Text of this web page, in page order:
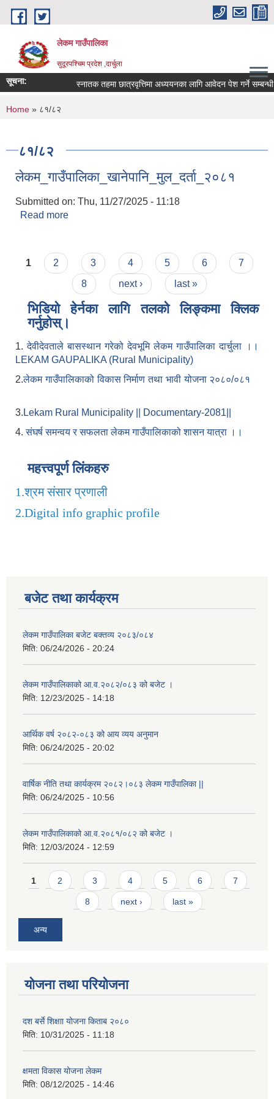
Skip to main content
लेकम गाउँपालिका
सुदूरपश्चिम प्रदेश ,दार्चुला
सूचना: स्नातक तहमा छात्रवृत्तिमा अध्ययनका लागि आवेदन पेश गर्ने सम्बन्धी
You are here
Home » ८१/८२
८१/८२
लेकम_गाउँपालिका_खानेपानि_मुल_दर्ता_२०८१
Submitted on: Thu, 11/27/2025 - 11:18
Read more
Pages
1 2 3 4 5 6
7
8
next › last »
भिडियो हेर्नका लागि तलको लिङ्कमा क्लिक
गर्नुहोस्।
1.देवीदेवताले बासस्थान गरेको देवभूमि लेकम गाउँपालिका दार्चुला ।।
LEKAM GAUPALIKA (Rural Municipality)
2.लेकम गाउँपालिकाको विकास निर्माण तथा भावी योजना २०८०/०८१
3. Lekam Rural Municipality || Documentary-2081||
4.संघर्ष समन्वय र सफलता लेकम गाउँपालिकाको शासन यात्रा ।।
महत्त्वपूर्ण लिंकहरु
1.श्रम संसार प्रणाली
2.Digital info graphic profile
बजेट तथा कार्यक्रम
लेकम गाउँपालिका बजेट बक्तव्य २०८३/०८४
मिति: 06/24/2026 - 20:24
लेकम गाउँपालिकाको आ.व.२०८२/०८३ को बजेट ।
मिति: 12/23/2025 - 14:18
आर्थिक वर्ष २०८२-०८३ को आय व्यय अनुमान
मिति: 06/24/2025 - 20:02
वार्षिक नीति तथा कार्यक्रम २०८२।०८३ लेकम गाउँपालिका ||
मिति: 06/24/2025 - 10:56
लेकम गाउँपालिकाको आ.व.२०८१/०८२ को बजेट ।
मिति: 12/03/2024 - 12:59
Pages
1 2 3 4 5 6 7
8 next › last »
अन्य
योजना तथा परियोजना
दश बर्से शिक्षाा योजना किताब २०८०
मिति: 10/31/2025 - 11:18
क्षमता विकास योजना लेकम
मिति: 08/12/2025 - 14:46